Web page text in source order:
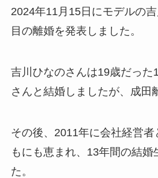
2024年11月15日にモデルの
目の離婚を発表しました。
吉川ひなのさんは19歳だった
さんと結婚しましたが、成田
その後、2011年に会社経営
もにも恵まれ、13年間の結婚
た。